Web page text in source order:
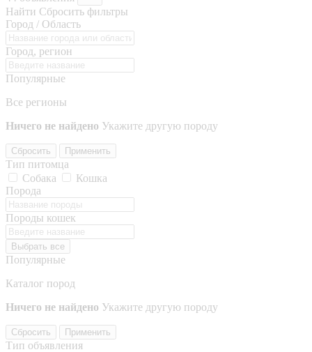
Найти Сбросить фильтры
Город / Область
Город, регион
Популярные
Все регионы
Ничего не найдено Укажите другую породу
Сбросить Применить
Тип питомца
Собака
Кошка
Порода
Породы кошек
Выбрать все
Популярные
Каталог пород
Ничего не найдено Укажите другую породу
Сбросить Применить
Тип объявления